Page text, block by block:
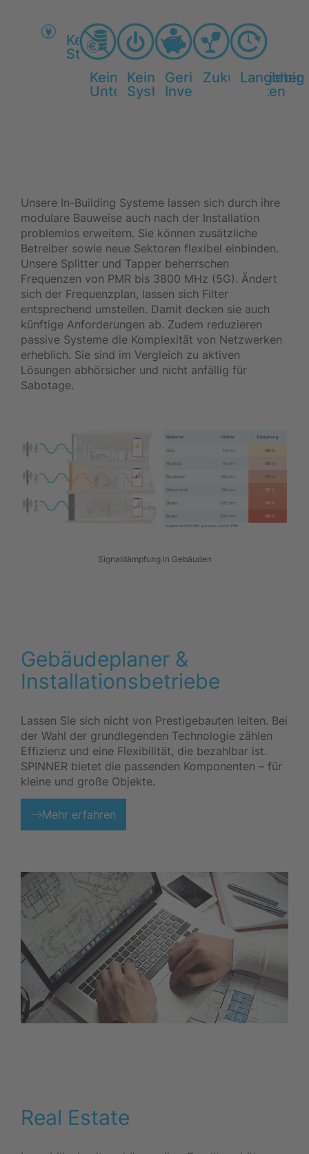
Kein
Stromverbrauch
Keine
Unterhaltskosten
Kein
Systemausfall
Geringe
Investitionskosten
Zukunftssicher
Langlebig
Unsere In-Building Systeme lassen sich durch ihre
modulare Bauweise auch nach der Installation
problemlos erweitern. Sie können zusätzliche
Betreiber sowie neue Sektoren flexibel einbinden.
Unsere Splitter und Tapper beherrschen
Frequenzen von PMR bis 3800 MHz (5G). Ändert
sich der Frequenzplan, lassen sich Filter
entsprechend umstellen. Damit decken sie auch
künftige Anforderungen ab. Zudem reduzieren
passive Systeme die Komplexität von Netzwerken
erheblich. Sie sind im Vergleich zu aktiven
Lösungen abhörsicher und nicht anfällig für
Sabotage.
Signaldämpfung in Gebäuden
Gebäudeplaner &
Installationsbetriebe
Lassen Sie sich nicht von Prestigebauten leiten. Bei
der Wahl der grundlegenden Technologie zählen
Effizienz und eine Flexibilität, die bezahlbar ist.
SPINNER bietet die passenden Komponenten – für
kleine und große Objekte.
Mehr erfahren
Real Estate